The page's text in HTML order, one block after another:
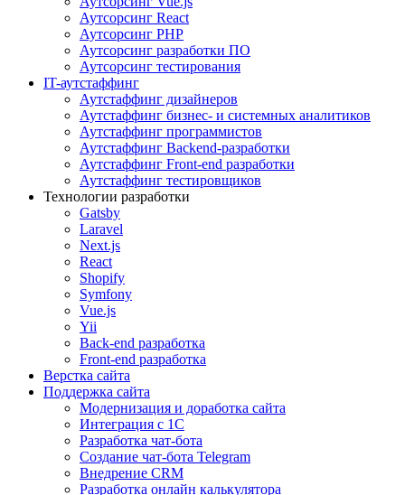
Аутсорсинг React
Аутсорсинг PHP
Аутсорсинг разработки ПО
Аутсорсинг тестирования
IT-аутстаффинг
Аутстаффинг дизайнеров
Аутстаффинг бизнес- и системных аналитиков
Аутстаффинг программистов
Аутстаффинг Backend-разработки
Аутстаффинг Front-end разработки
Аутстаффинг тестировщиков
Технологии разработки
Gatsby
Laravel
Next.js
React
Shopify
Symfony
Vue.js
Yii
Back-end разработка
Front-end разработка
Верстка сайта
Поддержка сайта
Модернизация и доработка сайта
Интеграция с 1С
Разработка чат-бота
Cоздание чат-бота Telegram
Внедрение CRM
Разработка онлайн калькулятора